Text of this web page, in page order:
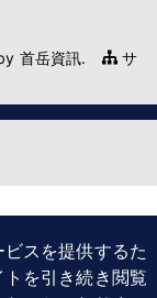
スを提供するた
を引き続き閲覧
首岳資訊.
サ